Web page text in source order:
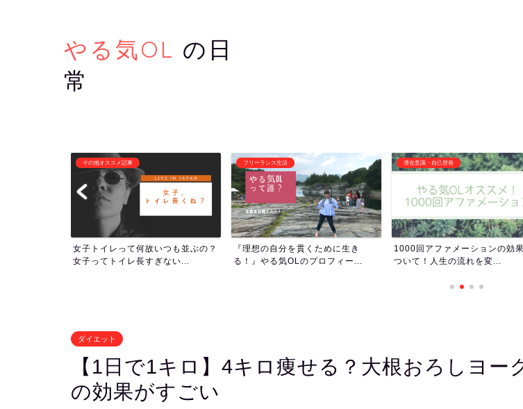
やる気OL の日
常
フリーランス生活
『理想の自分を貫くために生き
る！』やる気OLのプロフィー...
潜在意識・自己啓発
1000回アファメーションの効果に
ついて！人生の流れを変...
バストケア
【30代女子へ捧ぐ】ナイトブ
おすすめ3選！
ダイエット
【1日で1キロ】4キロ痩せる？大根おろしヨー
の効果がすごい